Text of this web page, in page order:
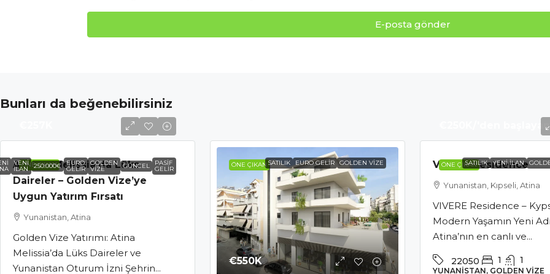
E-posta gönder
Bunları da beğenebilirsiniz
ÖNE ÇIKAN
YENI
ILAN 250.000€ EURO
GELIR
GOLDEN
VIZE GÜNCEL PASIF
GELIR
Athens Melissia’da Lüks
Daireler – Golden Vize’ye
Uygun Yatırım Fırsatı
Yunanistan, Atina
Golden Vize Yatırımı: Atina
Melissia’da Lüks Daireler ve
Yunanistan Oturum İzni Şehrin...
ÖNE ÇIKAN SATILIK EURO GELIR GOLDEN VIZE
€550K
ÖNE ÇIKANSATILIK YENI ILAN
/'den
VIVERE Residence
Yunanistan, Kıpseli, Atina
VIVERE Residence –
Modern Yaşamın Yeni
Atina’nın en canlı ve...
22050 1 1
YUNANISTAN, GOLDEN VIZE